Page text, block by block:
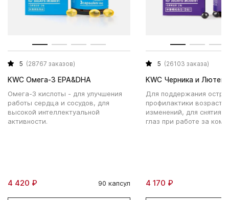
5 (28767 заказов)
KWC Омега-3 EPA&DHA
Омега-3 кислоты - для улучшения
работы сердца и сосудов, для
высокой интеллектуальной
активности.
4 420 ₽ 90 капсул
5 (26103 заказа)
KWC Черника и Лютеин
Для поддержания
профилактики
изменений, для снятия
глаз при работе за
4 170 ₽